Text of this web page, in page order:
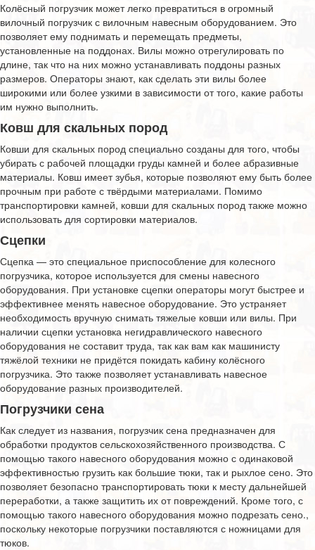
Колёсный погрузчик может легко превратиться в огромный
вилочный погрузчик с вилочным навесным оборудованием. Это
позволяет ему поднимать и перемещать предметы,
установленные на поддонах. Вилы можно отрегулировать по
длине, так что на них можно устанавливать поддоны разных
размеров. Операторы знают, как сделать эти вилы более
широкими или более узкими в зависимости от того, какие работы
им нужно выполнить.
Ковш для скальных пород
Ковши для скальных пород специально созданы для того, чтобы
убирать с рабочей площадки груды камней и более абразивные
материалы. Ковш имеет зубья, которые позволяют ему быть более
прочным при работе с твёрдыми материалами. Помимо
транспортировки камней, ковши для скальных пород также можно
использовать для сортировки материалов.
Сцепки
Сцепка — это специальное приспособление для колесного
погрузчика, которое используется для смены навесного
оборудования. При установке сцепки операторы могут быстрее и
эффективнее менять навесное оборудование. Это устраняет
необходимость вручную снимать тяжелые ковши или вилы. При
наличии сцепки установка негидравлического навесного
оборудования не составит труда, так как вам как машинисту
тяжёлой техники не придётся покидать кабину колёсного
погрузчика. Это также позволяет устанавливать навесное
оборудование разных производителей.
Погрузчики сена
Как следует из названия, погрузчик сена предназначен для
обработки продуктов сельскохозяйственного производства. С
помощью такого навесного оборудования можно с одинаковой
эффективностью грузить как большие тюки, так и рыхлое сено. Это
позволяет безопасно транспортировать тюки к месту дальнейшей
переработки, а также защитить их от повреждений. Кроме того, с
помощью такого навесного оборудования можно подрезать сено.,
поскольку некоторые погрузчики поставляются с ножницами для
тюков.